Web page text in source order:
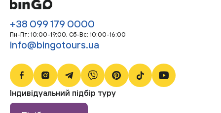
+38 099 179 0000
Пн-Пт: 10:00-19:00, Сб-Bc: 10:00-16:00
info@bingotours.ua
Індивідуальний підбір туру